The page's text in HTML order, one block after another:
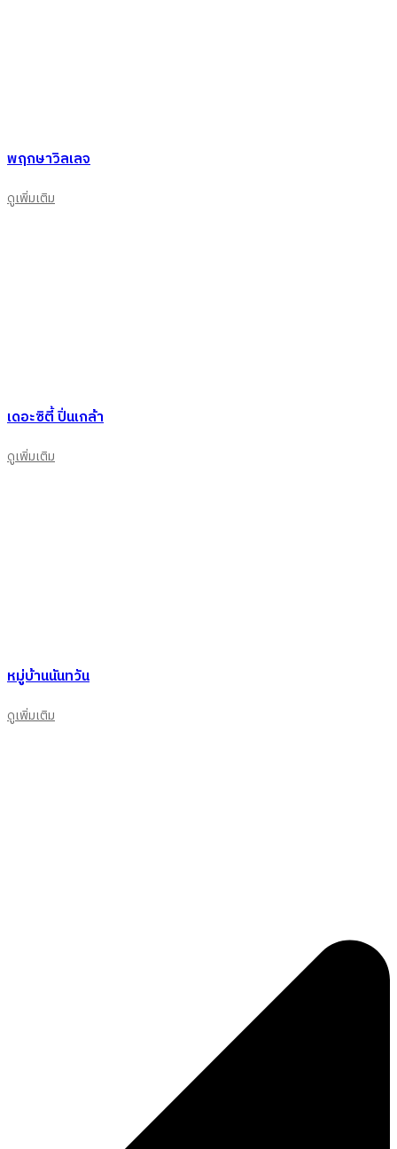
พฤกษาวิลเลจ
ดูเพิ่มเติม
เดอะซิตี้ ปิ่นเกล้า
ดูเพิ่มเติม
หมู่บ้านนันทวัน
ดูเพิ่มเติม